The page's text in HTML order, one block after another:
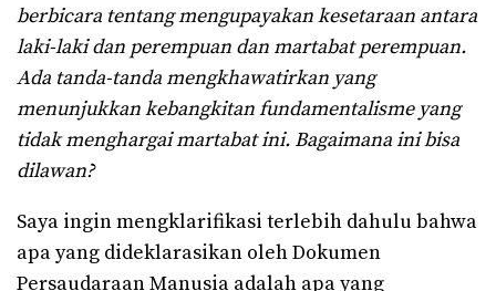
berbicara tentang mengupayakan kesetaraan antara
laki-laki dan perempuan dan martabat perempuan.
Ada tanda-tanda mengkhawatirkan yang
menunjukkan kebangkitan fundamentalisme yang
tidak menghargai martabat ini. Bagaimana ini bisa
dilawan?
Saya ingin mengklarifikasi terlebih dahulu bahwa
apa yang dideklarasikan oleh Dokumen
Persaudaraan Manusia adalah apa yang